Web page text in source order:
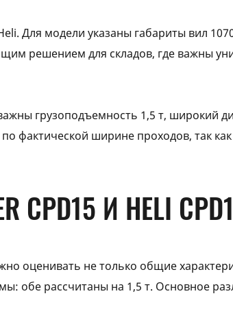
Для модели указаны габариты вил
решением для складов, где важны
грузоподъемность 1,5 т, широкий
фактической ширине проходов, так
CPD15 И HELI
оценивать не только общие
обе рассчитаны на 1,5 т. Основное